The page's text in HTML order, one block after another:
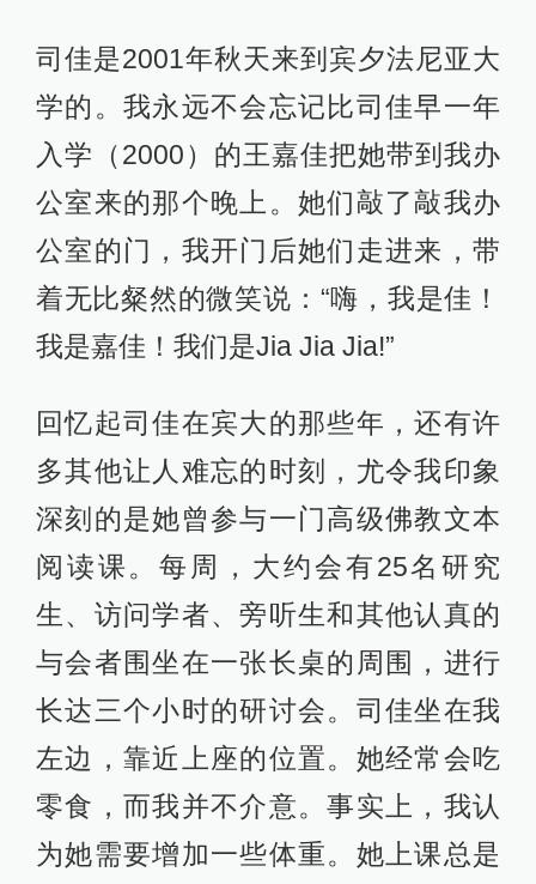
司佳是2001年秋天来到宾夕法尼亚大
学的。我永远不会忘记比司佳早一年
入学（2000）的王嘉佳把她带到我办
公室来的那个晚上。她们敲了敲我办
公室的门，我开门后她们走进来，带
着无比粲然的微笑说：“嗨，我是佳！
我是嘉佳！我们是Jia Jia Jia!”
回忆起司佳在宾大的那些年，还有许
多其他让人难忘的时刻，尤令我印象
深刻的是她曾参与一门高级佛教文本
阅读课。每周，大约会有25名研究
生、访问学者、旁听生和其他认真的
与会者围坐在一张长桌的周围，进行
长达三个小时的研讨会。司佳坐在我
左边，靠近上座的位置。她经常会吃
零食，而我并不介意。事实上，我认
为她需要增加一些体重。她上课总是